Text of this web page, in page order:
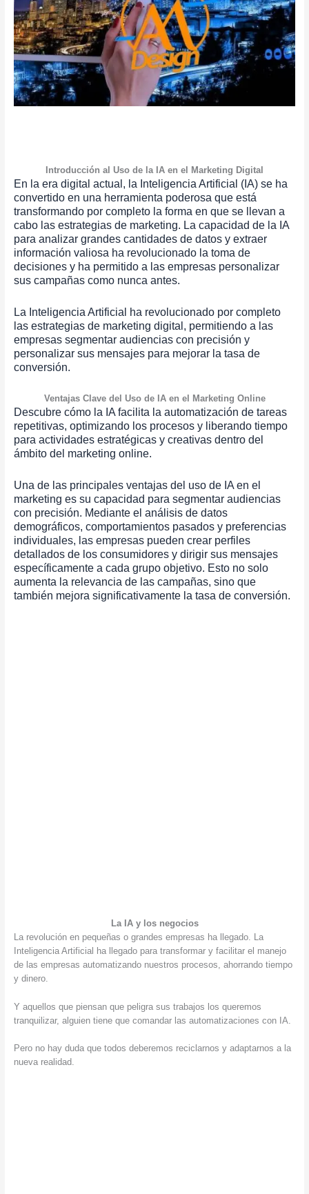
Introducción al Uso de la IA en el Marketing Digital
En la era digital actual, la Inteligencia Artificial (IA) se ha
convertido en una herramienta poderosa que está
transformando por completo la forma en que se llevan a
cabo las estrategias de marketing. La capacidad de la IA
para analizar grandes cantidades de datos y extraer
información valiosa ha revolucionado la toma de
decisiones y ha permitido a las empresas personalizar
sus campañas como nunca antes.
La Inteligencia Artificial ha revolucionado por completo
las estrategias de marketing digital, permitiendo a las
empresas segmentar audiencias con precisión y
personalizar sus mensajes para mejorar la tasa de
conversión.
Ventajas Clave del Uso de IA en el Marketing Online
Descubre cómo la IA facilita la automatización de tareas
repetitivas, optimizando los procesos y liberando tiempo
para actividades estratégicas y creativas dentro del
ámbito del marketing online.
Una de las principales ventajas del uso de IA en el
marketing es su capacidad para segmentar audiencias
con precisión. Mediante el análisis de datos
demográficos, comportamientos pasados ​​y preferencias
individuales, las empresas pueden crear perfiles
detallados de los consumidores y dirigir sus mensajes
específicamente a cada grupo objetivo. Esto no solo
aumenta la relevancia de las campañas, sino que
también mejora significativamente la tasa de conversión.
La IA y los negocios
La revolución en pequeñas o grandes empresas ha llegado. La
Inteligencia Artificial ha llegado para transformar y facilitar el manejo
de las empresas automatizando nuestros procesos, ahorrando tiempo
y dinero.
Y aquellos que piensan que peligra sus trabajos los queremos
tranquilizar, alguien tiene que comandar las automatizaciones con IA.
Pero no hay duda que todos deberemos reciclarnos y adaptarnos a la
nueva realidad.